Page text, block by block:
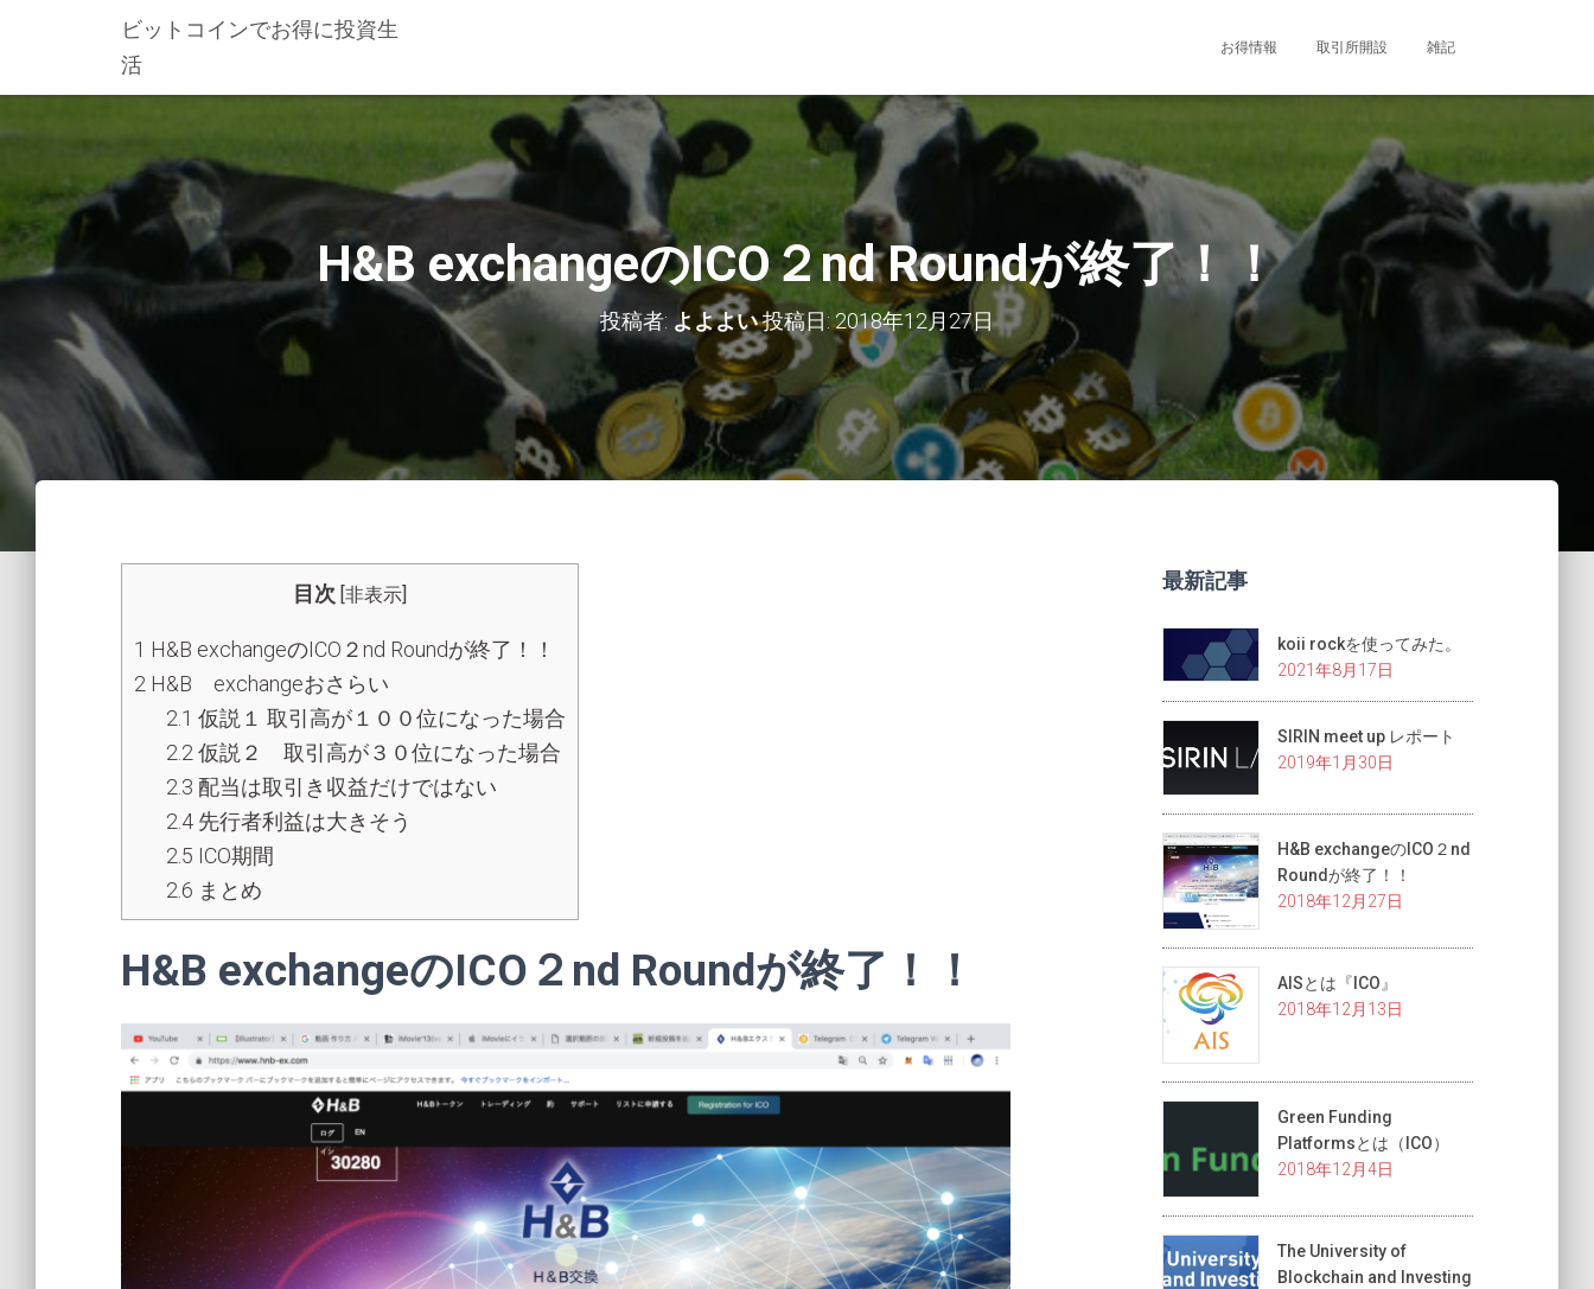
ビットコインでお得に投資生
活
お得情報 取引所開設 雑記
H&B exchangeのICO２nd Roundが終了！！
投稿者: よよよい投稿日:2018年12月27日
目次 [非表示]
1 H&B exchangeのICO２nd Roundが終了！！
2 H&B exchangeおさらい
2.1 仮説１ 取引高が１００位になった場合
2.2 仮説２ 取引高が３０位になった場合
2.3 配当は取引き収益だけではない
2.4 先行者利益は大きそう
2.5 ICO期間
2.6 まとめ
H&B exchangeのICO２nd Roundが終了！！
最新記事
koii rockを使ってみた。
2021年8月17日
SIRIN meet up レポート
2019年1月30日
H&B exchangeのICO２nd
Roundが終了！！
2018年12月27日
AISとは『ICO』
2018年12月13日
Green Funding
Platformsとは（ICO）
2018年12月4日
The University of
Blockchain and Investing